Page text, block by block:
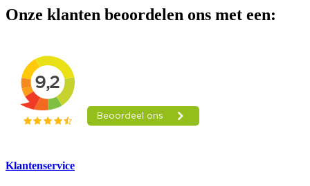
Onze klanten beoordelen ons met een:
Klantenservice